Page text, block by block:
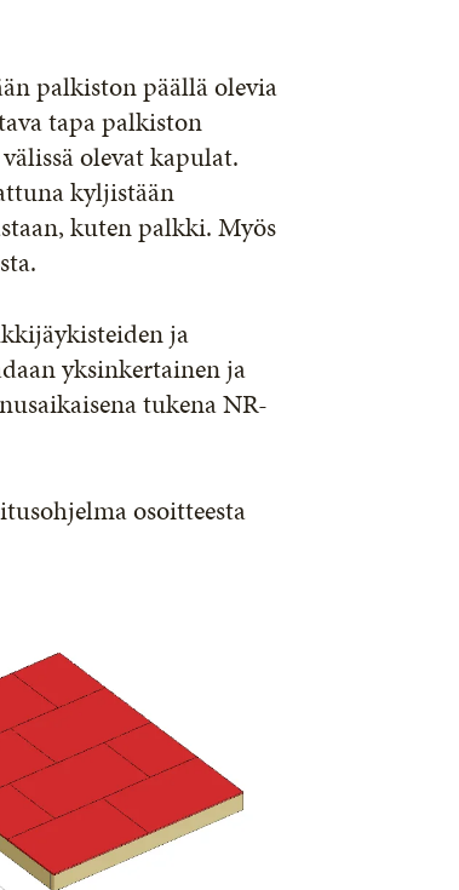
palkiston päällä olevia
tapa palkiston
olevat kapulat.
kyljistään
kuten palkki. Myös
ja
yksinkertainen ja
tukena NR-
osoitteesta